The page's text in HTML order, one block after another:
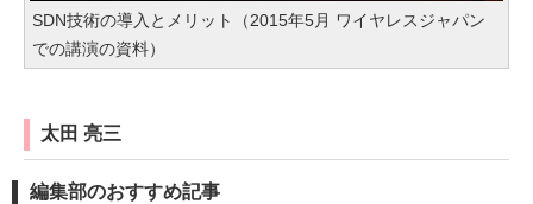
SDN技術の導入とメリット（2015年5月 ワイヤレスジャパン
での講演の資料）
太田 亮三
編集部のおすすめ記事